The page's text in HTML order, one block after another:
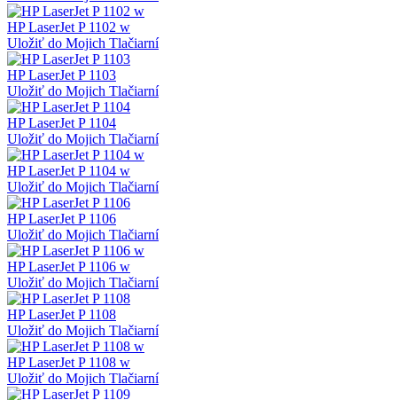
HP LaserJet P 1102 w
Uložiť do Mojich Tlačiarní
HP LaserJet P 1103
Uložiť do Mojich Tlačiarní
HP LaserJet P 1104
Uložiť do Mojich Tlačiarní
HP LaserJet P 1104 w
Uložiť do Mojich Tlačiarní
HP LaserJet P 1106
Uložiť do Mojich Tlačiarní
HP LaserJet P 1106 w
Uložiť do Mojich Tlačiarní
HP LaserJet P 1108
Uložiť do Mojich Tlačiarní
HP LaserJet P 1108 w
Uložiť do Mojich Tlačiarní